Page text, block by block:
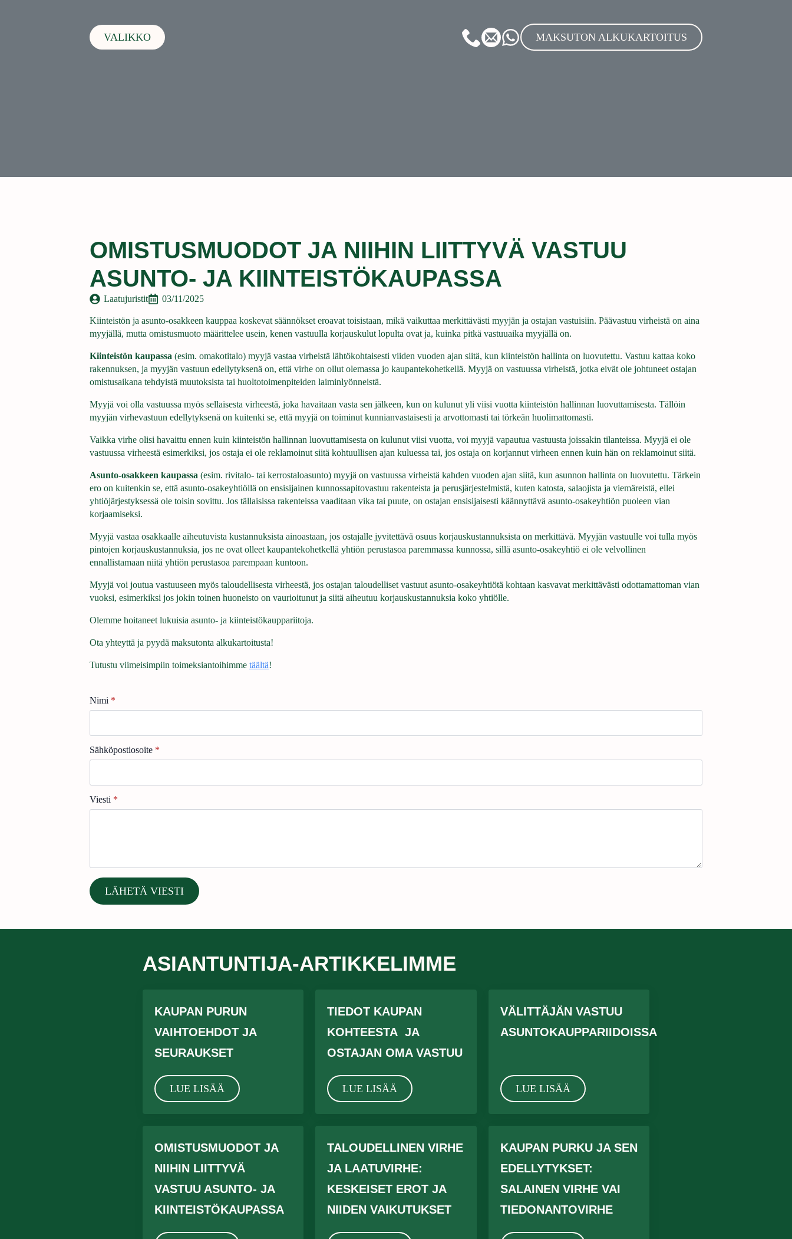
VALIKKO MAKSUTON ALKUKARTOITUS
OMISTUSMUODOT JA NIIHIN LIITTYVÄ VASTUU
ASUNTO- JA KIINTEISTÖKAUPASSA
Laatujuristit 03/11/2025
Kiinteistön ja asunto-osakkeen kauppaa koskevat säännökset eroavat toisistaan, mikä vaikuttaa merkittävästi myyjän ja ostajan vastuisiin. Päävastuu virheistä on aina
myyjällä, mutta omistusmuoto määrittelee usein, kenen vastuulla korjauskulut lopulta ovat ja, kuinka pitkä vastuuaika myyjällä on.
Kiinteistön kaupassa (esim. omakotitalo) myyjä vastaa virheistä lähtökohtaisesti viiden vuoden ajan siitä, kun kiinteistön hallinta on luovutettu. Vastuu kattaa koko
rakennuksen, ja myyjän vastuun edellytyksenä on, että virhe on ollut olemassa jo kaupantekohetkellä. Myyjä on vastuussa virheistä, jotka eivät ole johtuneet ostajan
omistusaikana tehdyistä muutoksista tai huoltotoimenpiteiden laiminlyönneistä.
Myyjä voi olla vastuussa myös sellaisesta virheestä, joka havaitaan vasta sen jälkeen, kun on kulunut yli viisi vuotta kiinteistön hallinnan luovuttamisesta. Tällöin
myyjän virhevastuun edellytyksenä on kuitenki se, että myyjä on toiminut kunnianvastaisesti ja arvottomasti tai törkeän huolimattomasti.
Vaikka virhe olisi havaittu ennen kuin kiinteistön hallinnan luovuttamisesta on kulunut viisi vuotta, voi myyjä vapautua vastuusta joissakin tilanteissa. Myyjä ei ole
vastuussa virheestä esimerkiksi, jos ostaja ei ole reklamoinut siitä kohtuullisen ajan kuluessa tai, jos ostaja on korjannut virheen ennen kuin hän on reklamoinut siitä.
Asunto-osakkeen kaupassa (esim. rivitalo- tai kerrostaloasunto) myyjä on vastuussa virheistä kahden vuoden ajan siitä, kun asunnon hallinta on luovutettu. Tärkein
ero on kuitenkin se, että asunto-osakeyhtiöllä on ensisijainen kunnossapitovastuu rakenteista ja perusjärjestelmistä, kuten katosta, salaojista ja viemäreistä, ellei
yhtiöjärjestyksessä ole toisin sovittu. Jos tällaisissa rakenteissa vaaditaan vika tai puute, on ostajan ensisijaisesti käännyttävä asunto-osakeyhtiön puoleen vian
korjaamiseksi.
Myyjä vastaa osakkaalle aiheutuvista kustannuksista ainoastaan, jos ostajalle jyvitettävä osuus korjauskustannuksista on merkittävä. Myyjän vastuulle voi tulla myös
pintojen korjauskustannuksia, jos ne ovat olleet kaupantekohetkellä yhtiön perustasoa paremmassa kunnossa, sillä asunto-osakeyhtiö ei ole velvollinen
ennallistamaan niitä yhtiön perustasoa parempaan kuntoon.
Myyjä voi joutua vastuuseen myös taloudellisesta virheestä, jos ostajan taloudelliset vastuut asunto-osakeyhtiötä kohtaan kasvavat merkittävästi odottamattoman vian
vuoksi, esimerkiksi jos jokin toinen huoneisto on vaurioitunut ja siitä aiheutuu korjauskustannuksia koko yhtiölle.
Olemme hoitaneet lukuisia asunto- ja kiinteistökauppariitoja.
Ota yhteyttä ja pyydä maksutonta alkukartoitusta!
Tutustu viimeisimpiin toimeksiantoihimme täältä!
Nimi *
Sähköpostiosoite *
Viesti *
LÄHETÄ VIESTI
ASIANTUNTIJA-ARTIKKELIMME
KAUPAN PURUN
VAIHTOEHDOT JA
SEURAUKSET
LUE LISÄÄ
TIEDOT KAUPAN
KOHTEESTA JA
OSTAJAN OMA VASTUU
LUE LISÄÄ
VÄLITTÄJÄN VASTUU
ASUNTOKAUPPARIIDOISSA
LUE LISÄÄ
OMISTUSMUODOT JA
NIIHIN LIITTYVÄ
VASTUU ASUNTO- JA
KIINTEISTÖKAUPASSA
TALOUDELLINEN VIRHE
JA LAATUVIRHE:
KESKEISET EROT JA
NIIDEN VAIKUTUKSET
KAUPAN PURKU JA SEN
EDELLYTYKSET:
SALAINEN VIRHE VAI
TIEDONANTOVIRHE